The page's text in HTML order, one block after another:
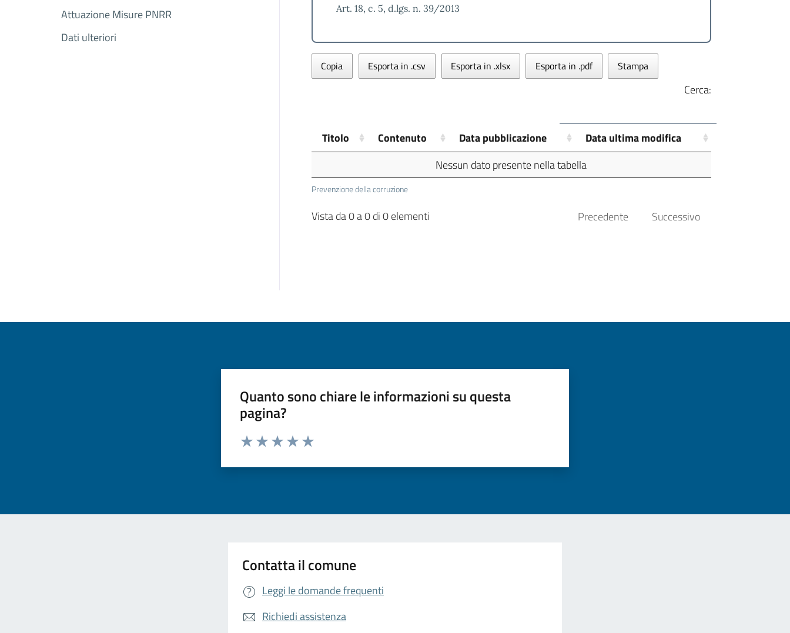
Attuazione Misure PNRR
Dati ulteriori
Art. 18, c. 5, d.lgs. n. 39/2013
Copia Esporta in .csv Esporta in .xlsx Esporta in .pdf Stampa
Cerca:
Prevenzione della corruzione
Titolo Contenuto Data pubblicazione
Data ultima modifica
Nessun dato presente nella tabella
Vista da 0 a 0 di 0 elementi Precedente Successivo
Quanto sono chiare le informazioni su questa
pagina?
Valuta da 1 a 5 stelle la pagina
Contatta il comune
Leggi le domande frequenti
Richiedi assistenza